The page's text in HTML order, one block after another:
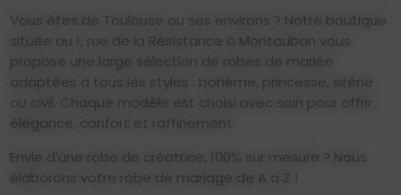
Vous êtes de Toulouse ou ses environs ? Notre boutique
située au 1, rue de la Résistance à Montauban vous
propose une large sélection de robes de mariée
adaptées à tous les styles : bohème, princesse, sirène
ou civil. Chaque modèle est choisi avec soin pour offrir
élégance, confort et raffinement.
Envie d'une robe de créatrice, 100% sur mesure ? Nous
élaborons votre robe de mariage de A à Z !